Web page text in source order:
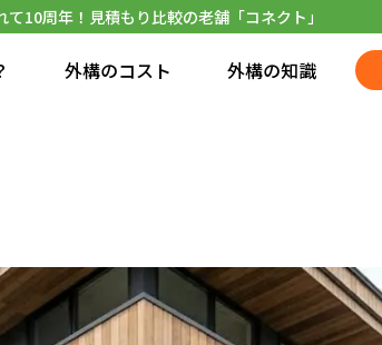
て10周年！見積もり比較の老舗「コネクト」
外構のコスト 外構の知識